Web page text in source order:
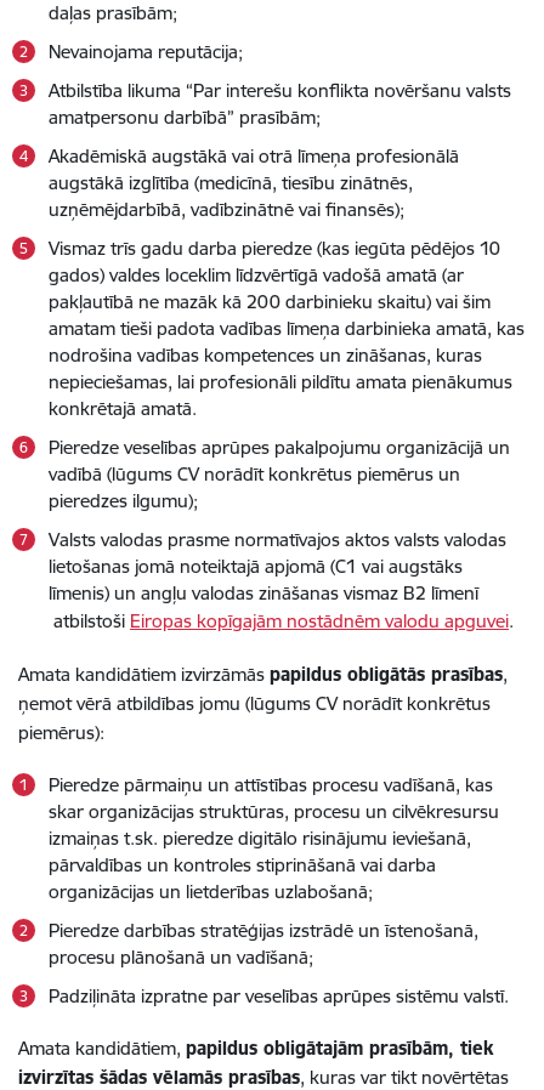
daļas prasībām;
Nevainojama reputācija;
Atbilstība likuma “Par interešu konflikta novēršanu valsts
amatpersonu darbībā” prasībām;
Akadēmiskā augstākā vai otrā līmeņa profesionālā
augstākā izglītība (medicīnā, tiesību zinātnēs,
uzņēmējdarbībā, vadībzinātnē vai finansēs);
Vismaz trīs gadu darba pieredze (kas iegūta pēdējos 10
gados) valdes loceklim līdzvērtīgā vadošā amatā (ar
pakļautībā ne mazāk kā 200 darbinieku skaitu) vai šim
amatam tieši padota vadības līmeņa darbinieka amatā, kas
nodrošina vadības kompetences un zināšanas, kuras
nepieciešamas, lai profesionāli pildītu amata pienākumus
konkrētajā amatā.
Pieredze veselības aprūpes pakalpojumu organizācijā un
vadībā (lūgums CV norādīt konkrētus piemērus un
pieredzes ilgumu);
Valsts valodas prasme normatīvajos aktos valsts valodas
lietošanas jomā noteiktajā apjomā (C1 vai augstāks
līmenis) un angļu valodas zināšanas vismaz B2 līmenī
atbilstoši Eiropas kopīgajām nostādnēm valodu apguvei.
Amata kandidātiem izvirzāmās papildus obligātās prasības,
ņemot vērā atbildības jomu (lūgums CV norādīt konkrētus
piemērus):
Pieredze pārmaiņu un attīstības procesu vadīšanā, kas
skar organizācijas struktūras, procesu un cilvēkresursu
izmaiņas t.sk. pieredze digitālo risinājumu ieviešanā,
pārvaldības un kontroles stiprināšanā vai darba
organizācijas un lietderības uzlabošanā;
Pieredze darbības stratēģijas izstrādē un īstenošanā,
procesu plānošanā un vadīšanā;
Padziļināta izpratne par veselības aprūpes sistēmu valstī.
Amata kandidātiem, papildus obligātajām prasībām, tiek
izvirzītas šādas vēlamās prasības, kuras var tikt novērtētas